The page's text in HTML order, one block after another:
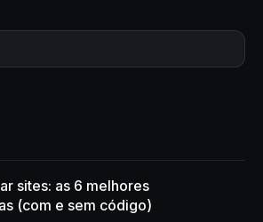
sites: as 6 melhores
(com e sem código)